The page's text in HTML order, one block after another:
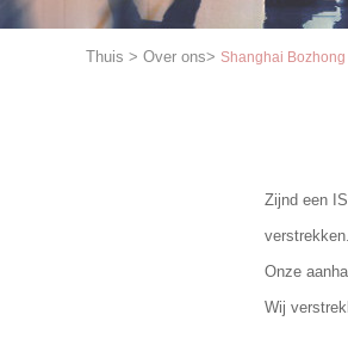
Thuis > Over ons> Shanghai
Zijnd een
verstrekken.
Onze
Wij